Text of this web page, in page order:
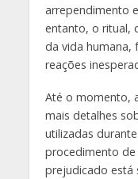
arrependimento
entanto, o ritual,
da vida humana,
reações
Até o momento,
mais detalhes
utilizadas
procedimento de
prejudicado está